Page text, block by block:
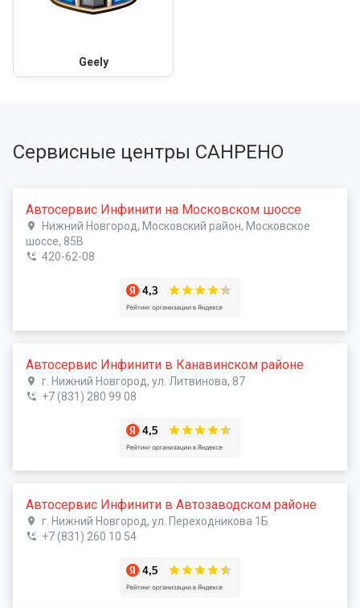
Geely
Сервисные центры САНРЕНО
Автосервис Инфинити на Московском шоссе
Нижний Новгород, Московский район, Московское
шоссе, 85В
420-62-08
Автосервис Инфинити в Канавинском районе
г. Нижний Новгород, ул. Литвинова, 87
+7 (831) 280 99 08
Автосервис Инфинити в Автозаводском районе
г. Нижний Новгород, ул. Переходникова 1Б
+7 (831) 260 10 54